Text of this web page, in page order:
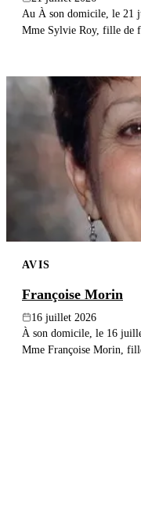
Au À son domicile, le 21
Mme Sylvie Roy, fille de
AVIS
Françoise Morin
16 juillet 2026
À son domicile, le 16
Mme Françoise Morin,